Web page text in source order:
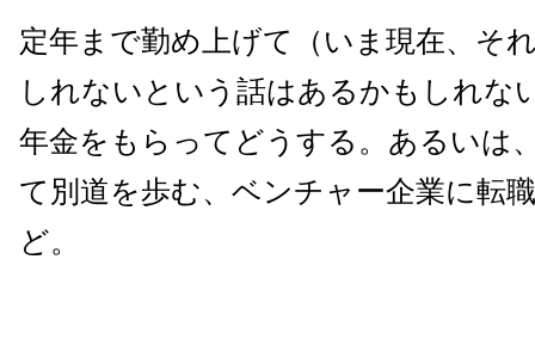
定年まで勤め上げて（いま現在、そ
しれないという話はあるかもしれな
年金をもらってどうする。あるいは
て別道を歩む、ベンチャー企業に転
ど。